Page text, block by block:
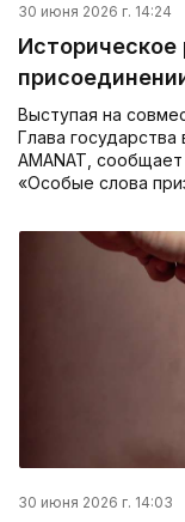
30 июня 2026 г. 14:24
Историческое
Выступая на
Глава государства
AMANAT,
«Особые слова
30 июня 2026 г. 14:03